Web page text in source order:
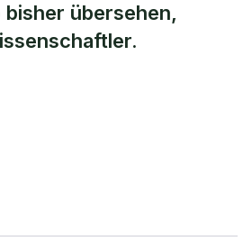
übersehen,